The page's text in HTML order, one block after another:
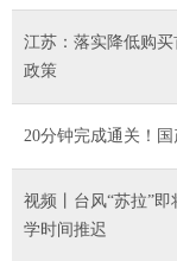
江苏：落实降低购
政策
20分钟完成通关！
视频丨台风“苏拉”
学时间推迟